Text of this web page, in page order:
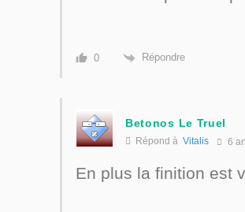
0 Répondre
Betonos Le Truel
Répond à Vitalis 6
En plus la finition est